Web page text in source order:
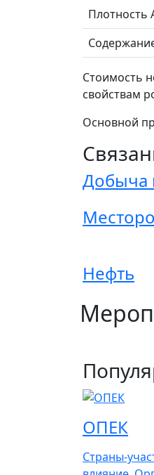
Плотность
Стоимость
свойствам
Основной
Добыча
Нефть
ОПЕК
Страны-